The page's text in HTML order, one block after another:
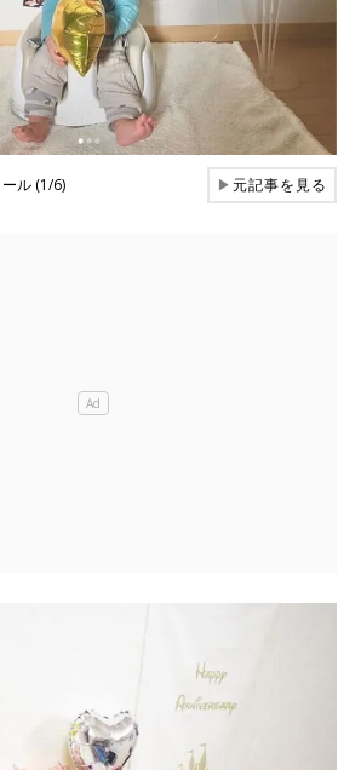
ル (1/6) ▶元記事を見る